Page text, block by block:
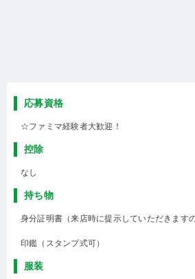
応募資格
☆ファミマ経験者大歓迎！
控除
なし
持ち物
身分証明書（来店時に提示していただきます
印鑑（スタンプ式可）
服装